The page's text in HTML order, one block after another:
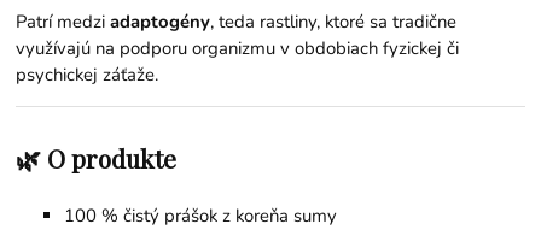
Patrí medziadaptogény, teda rastliny, ktoré sa tradične
využívajú na podporu organizmu v obdobiach fyzickej či
psychickej záťaže.
🌿 O produkte
100 % čistý prášok z koreňa sumy